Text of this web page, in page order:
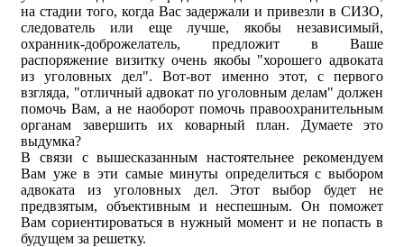
на стадии того, когда Вас задержали и привезли в СИЗО,
следователь или еще лучше, якобы независимый,
охранник-доброжелатель, предложит в Ваше
распоряжение визитку очень якобы "хорошего адвоката
из уголовных дел". Вот-вот именно этот, с первого
взгляда, "отличный адвокат по уголовным делам" должен
помочь Вам, а не наоборот помочь правоохранительным
органам завершить их коварный план. Думаете это
выдумка?
В связи с вышесказанным настоятельнее рекомендуем
Вам уже в эти самые минуты определиться с выбором
адвоката из уголовных дел. Этот выбор будет не
предвзятым, объективным и неспешным. Он поможет
Вам сориентироваться в нужный момент и не попасть в
будущем за решетку.